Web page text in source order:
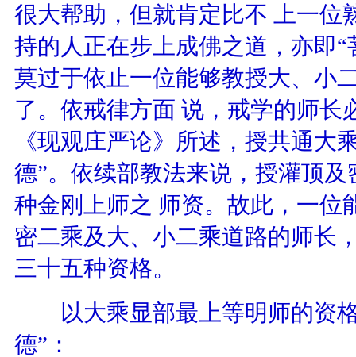
很大帮助，但就肯定比不 上一位
持的人正在步上成佛之道，亦即
莫过于依止一位能够教授大、小
了。依戒律方面 说，戒学的师长
《现观庄严论》所述，授共通大
德”。依续部教法来说，授灌顶
种金刚上师之 师资。故此，一位
密二乘及大、小二乘道路的师长
三十五种资格。
以大乘显部最上等明师的资格
德”：